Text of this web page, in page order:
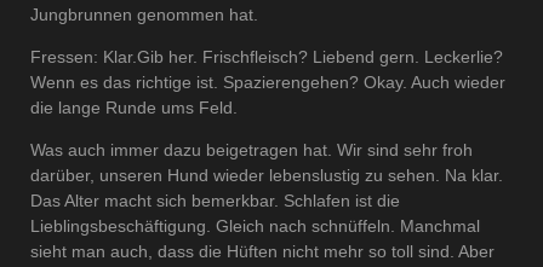
Jungbrunnen genommen hat.
Fressen: Klar.Gib her. Frischfleisch? Liebend gern. Leckerlie?
Wenn es das richtige ist. Spazierengehen? Okay. Auch wieder
die lange Runde ums Feld.
Was auch immer dazu beigetragen hat. Wir sind sehr froh
darüber, unseren Hund wieder lebenslustig zu sehen. Na klar.
Das Alter macht sich bemerkbar. Schlafen ist die
Lieblingsbeschäftigung. Gleich nach schnüffeln. Manchmal
sieht man auch, dass die Hüften nicht mehr so toll sind. Aber